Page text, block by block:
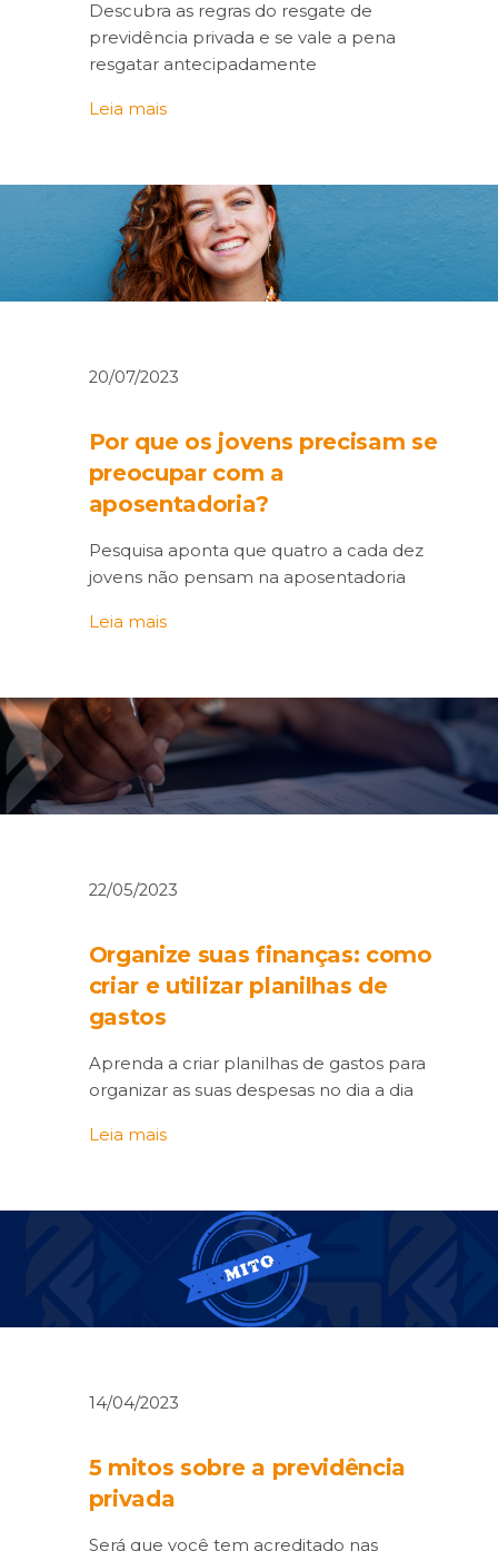
Descubra as regras do resgate de
previdência privada e se vale a pena
resgatar antecipadamente
Leia mais
20/07/2023
Por que os jovens precisam se
preocupar com a
aposentadoria?
Pesquisa aponta que quatro a cada dez
jovens não pensam na aposentadoria
Leia mais
22/05/2023
Organize suas finanças: como
criar e utilizar planilhas de
gastos
Aprenda a criar planilhas de gastos para
organizar as suas despesas no dia a dia
Leia mais
14/04/2023
5 mitos sobre a previdência
privada
Será que você tem acreditado nas